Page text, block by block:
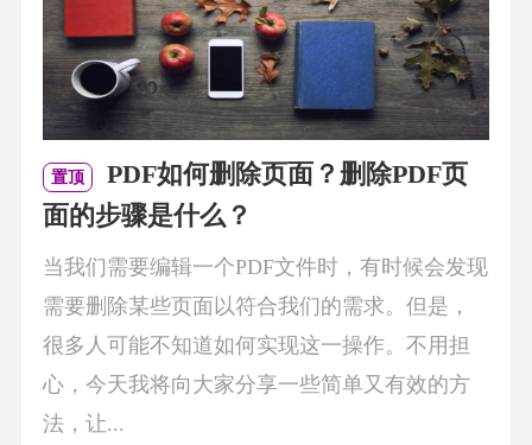
置顶
PDF如何删除页面？删除PDF页
面的步骤是什么？
当我们需要编辑一个PDF文件时，有时候会发现
需要删除某些页面以符合我们的需求。但是，
很多人可能不知道如何实现这一操作。不用担
心，今天我将向大家分享一些简单又有效的方
法，让...